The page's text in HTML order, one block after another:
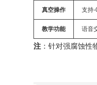
真空操作 支持-
教学功能 语音
注 ：针对强腐蚀